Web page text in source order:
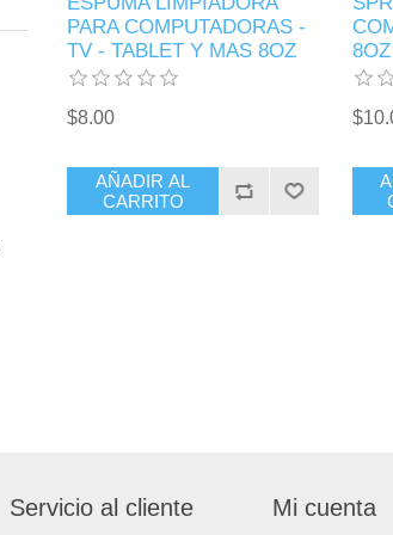
PARA COMPUTADORAS -
TV - TABLET Y MAS 8OZ
$8.00
AÑADIR AL
CARRITO
8OZ
Servicio al cliente Mi cuenta